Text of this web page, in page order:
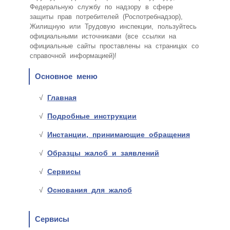
Федеральную службу по надзору в сфере
защиты прав потребителей (Роспотребнадзор),
Жилищную или Трудовую инспекции, пользуйтесь
официальными источниками (все ссылки на
официальные сайты проставлены на страницах со
справочной информацией)!
Основное меню
Главная
Подробные инструкции
Инстанции, принимающие обращения
Образцы жалоб и заявлений
Сервисы
Основания для жалоб
Сервисы